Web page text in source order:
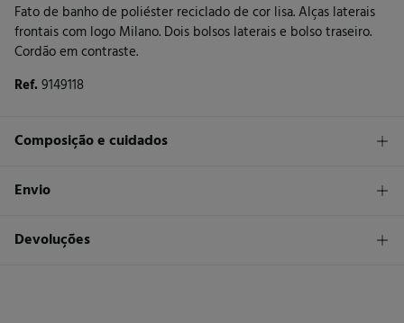
Fato de banho de poliéster reciclado de cor lisa. Alças laterais
frontais com logo Milano. Dois bolsos laterais e bolso traseiro.
Cordão em contraste.
Ref.9149118
Composição e cuidados
Composição
Cuidados
Envio
STANDARD
Devoluções